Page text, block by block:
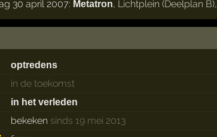
30 april 2007: Metatron, Lichtplein (Deelplan B),
optredens
in de toekomst
in het verleden
bekeken sinds 19 mei 2013